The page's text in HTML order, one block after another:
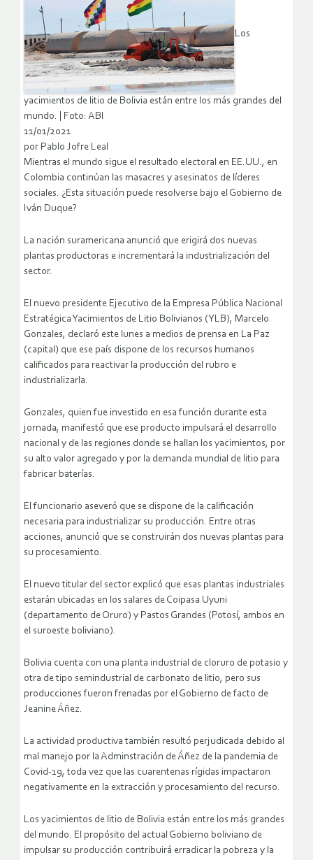
Los
yacimientos de litio de Bolivia están entre los más grandes del
mundo. | Foto: ABI
11/01/2021
por Pablo Jofre Leal
Mientras el mundo sigue el resultado electoral en EE.UU., en
Colombia continúan las masacres y asesinatos de líderes
sociales. ¿Esta situación puede resolverse bajo el Gobierno de
Iván Duque?
La nación suramericana anunció que erigirá dos nuevas
plantas productoras e incrementará la industrialización del
sector.
El nuevo presidente Ejecutivo de la Empresa Pública Nacional
Estratégica Yacimientos de Litio Bolivianos (YLB), Marcelo
Gonzales, declaró este lunes a medios de prensa en La Paz
(capital) que ese país dispone de los recursos humanos
calificados para reactivar la producción del rubro e
industrializarla.
Gonzales, quien fue investido en esa función durante esta
jornada, manifestó que ese producto impulsará el desarrollo
nacional y de las regiones donde se hallan los yacimientos, por
su alto valor agregado y por la demanda mundial de litio para
fabricar baterías.
El funcionario aseveró que se dispone de la calificación
necesaria para industrializar su producción. Entre otras
acciones, anunció que se construirán dos nuevas plantas para
su procesamiento.
El nuevo titular del sector explicó que esas plantas industriales
estarán ubicadas en los salares de Coipasa Uyuni
(departamento de Oruro) y Pastos Grandes (Potosí, ambos en
el suroeste boliviano).
Bolivia cuenta con una planta industrial de cloruro de potasio y
otra de tipo semindustrial de carbonato de litio, pero sus
producciones fueron frenadas por el Gobierno de facto de
Jeanine Áñez.
La actividad productiva también resultó perjudicada debido al
mal manejo por la Adminstración de Áñez de la pandemia de
Covid-19, toda vez que las cuarentenas rígidas impactaron
negativamente en la extracción y procesamiento del recurso.
Los yacimientos de litio de Bolivia están entre los más grandes
del mundo. El propósito del actual Gobierno boliviano de
impulsar su producción contribuirá erradicar la pobreza y la